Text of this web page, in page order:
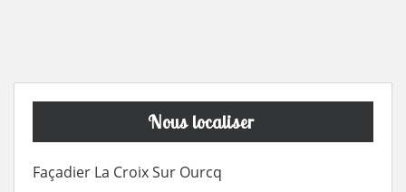
Nous localiser
Façadier La Croix Sur Ourcq